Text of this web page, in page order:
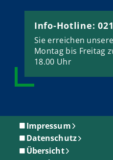
Info-Hotline:
Sie erreichen
Montag bis Freitag
18.00 Uhr
Impressum
Datenschutz
Übersicht